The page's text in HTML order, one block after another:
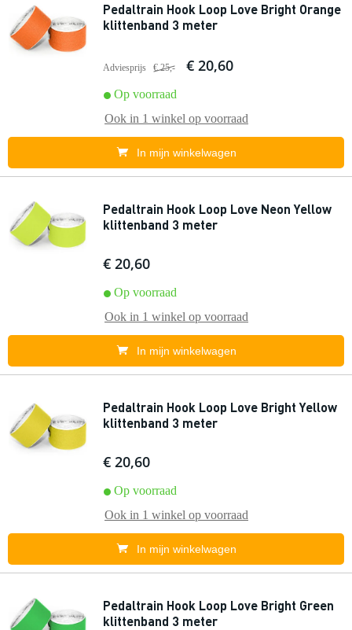
Pedaltrain Hook Loop Love Bright Orange
klittenband 3 meter
Adviesprijs € 25,- € 20,60
Op voorraad
Ook in 1 winkel op voorraad
In mijn winkelwagen
Pedaltrain Hook Loop Love Neon Yellow
klittenband 3 meter
€ 20,60
Op voorraad
Ook in 1 winkel op voorraad
In mijn winkelwagen
Pedaltrain Hook Loop Love Bright Yellow
klittenband 3 meter
€ 20,60
Op voorraad
Ook in 1 winkel op voorraad
In mijn winkelwagen
Pedaltrain Hook Loop Love Bright Green
klittenband 3 meter